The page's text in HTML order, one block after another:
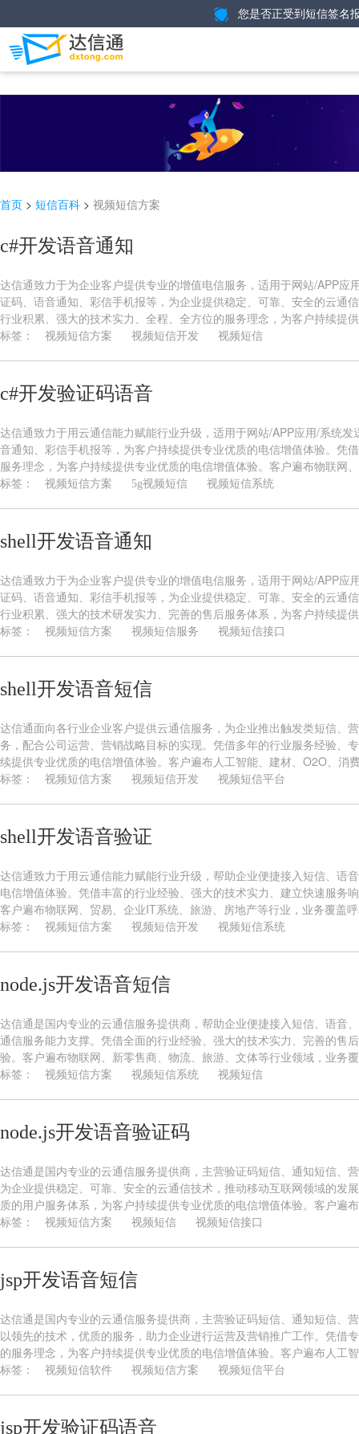
您是否正受到短信签名
首页 > 短信百科 > 视频短信方案
c#开发语音通知
达信通致力于为企业客户提供专业的增值电信服务，适用于网站/APP
证码、语音通知、彩信手机报等，为企业提供稳定、可靠、安全的云通
行业积累、强大的技术实力、全程、全方位的服务理念，为客户持续提
标签：
视频短信方案 视频短信开发 视频短信
c#开发验证码语音
达信通致力于用云通信能力赋能行业升级，适用于网站/APP应用/系统
音通知、彩信手机报等，为客户持续提供专业优质的电信增值体验。凭
服务理念，为客户持续提供专业优质的电信增值体验。客户遍布物联网
标签：
视频短信方案 5g视频短信 视频短信系统
shell开发语音通知
达信通致力于为企业客户提供专业的增值电信服务，适用于网站/APP
证码、语音通知、彩信手机报等，为企业提供稳定、可靠、安全的云通
行业积累、强大的技术研发实力、完善的售后服务体系，为客户持续提
标签：
视频短信方案 视频短信服务 视频短信接口
shell开发语音短信
达信通面向各行业企业客户提供云通信服务，为企业推出触发类短信、
务，配合公司运营、营销战略目标的实现。凭借多年的行业服务经验、
续提供专业优质的电信增值体验。客户遍布人工智能、建材、O2O、消
标签：
视频短信方案 视频短信开发 视频短信平台
shell开发语音验证
达信通致力于用云通信能力赋能行业升级，帮助企业便捷接入短信、语
电信增值体验。凭借丰富的行业经验、强大的技术实力、建立快速服务
客户遍布物联网、贸易、企业IT系统、旅游、房地产等行业，业务覆盖
标签：
视频短信方案 视频短信开发 视频短信系统
node.js开发语音短信
达信通是国内专业的云通信服务提供商，帮助企业便捷接入短信、语音
通信服务能力支撑。凭借全面的行业经验、强大的技术实力、完善的售
验。客户遍布物联网、新零售商、物流、旅游、文体等行业领域，业务
标签：
视频短信方案 视频短信系统 视频短信
node.js开发语音验证码
达信通是国内专业的云通信服务提供商，主营验证码短信、通知短信、
为企业提供稳定、可靠、安全的云通信技术，推动移动互联网领域的发
质的用户服务体系，为客户持续提供专业优质的电信增值体验。客户遍
标签：
视频短信方案 视频短信 视频短信接口
jsp开发语音短信
达信通是国内专业的云通信服务提供商，主营验证码短信、通知短信、
以领先的技术，优质的服务，助力企业进行运营及营销推广工作。凭借
的服务理念，为客户持续提供专业优质的电信增值体验。客户遍布人工
标签：
视频短信软件 视频短信方案 视频短信平台
jsp开发验证码语音